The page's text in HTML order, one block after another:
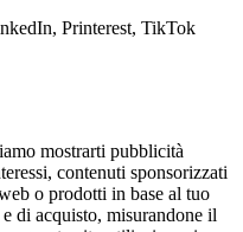
Printerest, TikTok
mostrarti pubblicità
contenuti sponsorizzati
o prodotti in base al tuo
di acquisto, misurandone il